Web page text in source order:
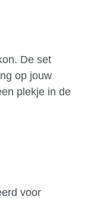
De set
op jouw
plekje in de
voor